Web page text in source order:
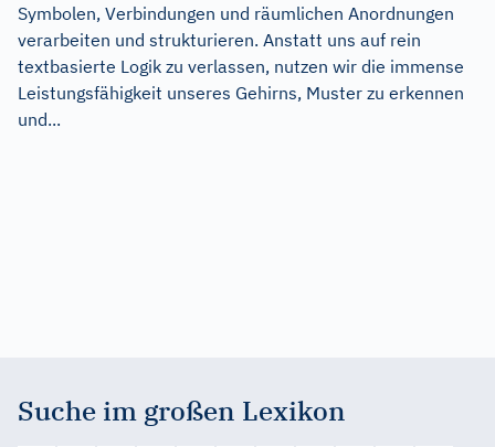
Symbolen, Verbindungen und räumlichen Anordnungen
verarbeiten und strukturieren. Anstatt uns auf rein
textbasierte Logik zu verlassen, nutzen wir die immense
Leistungsfähigkeit unseres Gehirns, Muster zu erkennen
und...
Suche im großen Lexikon